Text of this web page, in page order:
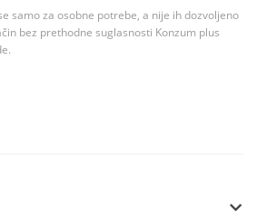
samo za osobne potrebe, a nije ih dozvoljeno
bez prethodne suglasnosti Konzum plus